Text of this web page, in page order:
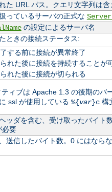
た URL パス。クエリ文字列は含
っているサーバの正式な
の設定によるサーバ名
ときの接続ステータス:
する前に接続が異常終了
れた後に接続を持続することが
れた後に接続が切られる
ィブは Apache 1.3 の後期のバ
ssl が使用している %{var}c構
ッダを含む、受け取ったバイ
要
送信したバイト数。0 にはなら